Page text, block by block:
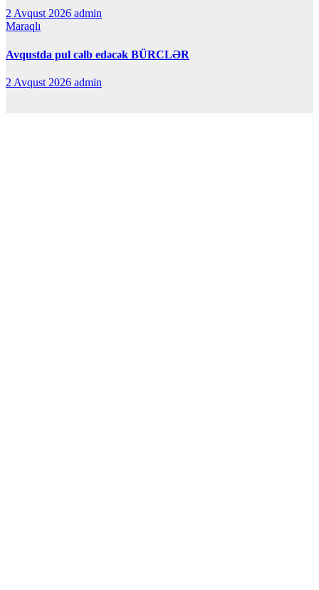
2 Avqust 2026 admin
Maraqlı
Avqustda pul cəlb edəcək BÜRCLƏR
2 Avqust 2026 admin